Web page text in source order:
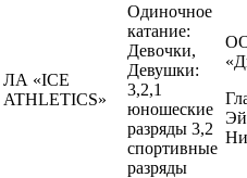
ЛА «ICE
ATHLETICS»
Одиночное
катание:
Девочки,
Девушки:
3,2,1
юношеские
разряды 3,2
спортивные
разряды